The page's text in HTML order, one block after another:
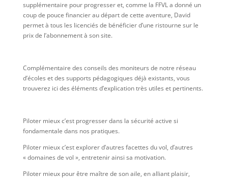
supplémentaire pour progresser et, comme la FFVL a donné un
coup de pouce financier au départ de cette aventure, David
permet à tous les licenciés de bénéficier d’une ristourne sur le
prix de l’abonnement à son site.
Complémentaire des conseils des moniteurs de notre réseau
d’écoles et des supports pédagogiques déjà existants, vous
trouverez ici des éléments d’explication très utiles et pertinents.
Piloter mieux c’est progresser dans la sécurité active si
fondamentale dans nos pratiques.
Piloter mieux c’est explorer d’autres facettes du vol, d’autres
« domaines de vol », entretenir ainsi sa motivation.
Piloter mieux pour être maître de son aile, en alliant plaisir,